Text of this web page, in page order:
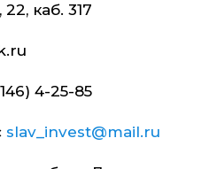
каб. 317
4-25-85
slav_invest@mail.ru